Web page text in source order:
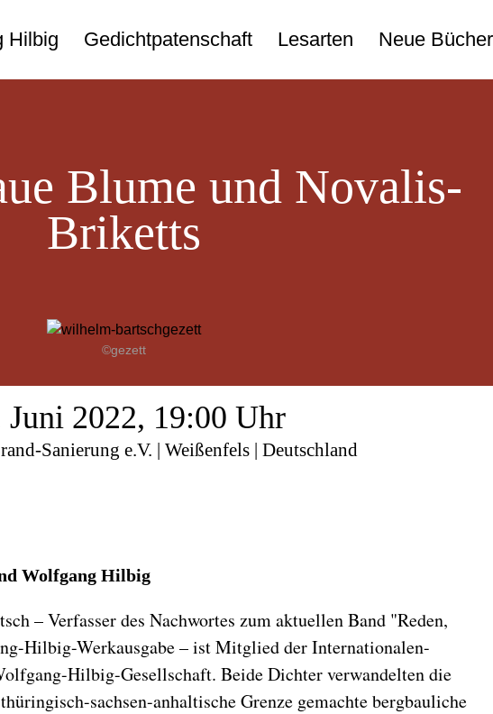
Hilbig Gedichtpatenschaft Lesarten Neue Bücher
Blume und Novalis-
Briketts
©gezett
Juni 2022, 19:00 Uhr
Sanierung e.V. | Weißenfels | Deutschland
Wolfgang Hilbig
– Verfasser des Nachwortes zum aktuellen Band "Reden,
Hilbig-Werkausgabe – ist Mitglied der Internationalen-
Hilbig-Gesellschaft. Beide Dichter verwandelten die
sachsen-anhaltische Grenze gemachte bergbauliche